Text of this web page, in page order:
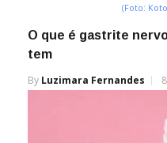
(Foto:
O que é gastrite
tem
By Luzimara Fernandes